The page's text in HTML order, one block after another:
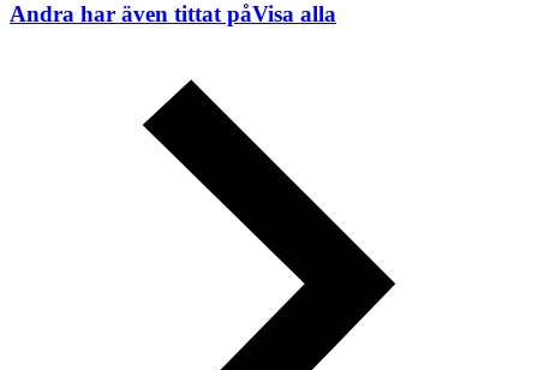
Andra har även tittat påVisa alla